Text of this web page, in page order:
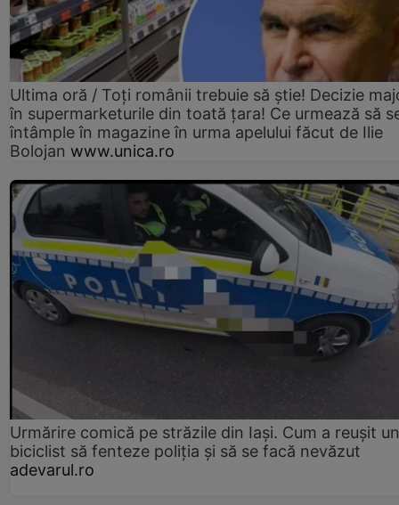
Ultima oră / Toți românii trebuie să știe! Decizie
în supermarketurile din toată țara! Ce urmează să
întâmple în magazine în urma apelului făcut de Ilie
Bolojan www.unica.ro
Urmărire comică pe străzile din Iași. Cum a reușit un
biciclist să fenteze poliția și să se facă nevăzut
adevarul.ro